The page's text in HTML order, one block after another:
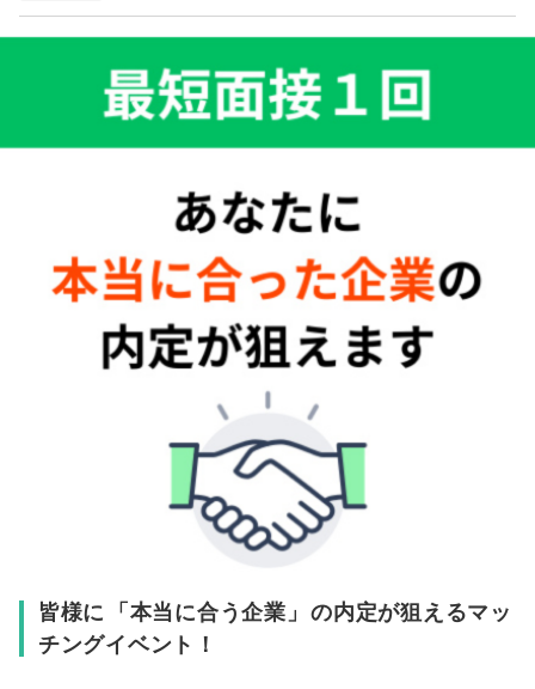
皆様に 「本当に合う企業」 の内定が狙えるマッ
チングイベント！